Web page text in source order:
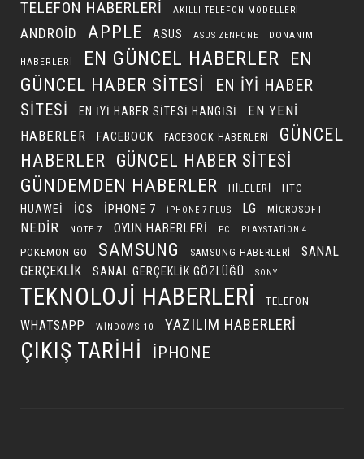
TELEFON HABERLERI
AKILLI TELEFON MODELLERI
ANDROID APPLE ASUS ASUS ZENFONE DONANIM
HABERLERI EN GÜNCEL HABERLER EN
GÜNCEL HABER SITESI
EN IYI HABER
SITESI
EN IYI HABER SITESI HANGISI
EN YENI
HABERLER
FACEBOOK FACEBOOK HABERLERI
GÜNCEL
HABERLER GÜNCEL HABER SITESI
GÜNDEMDEN HABERLER HILELERI HTC
HUAWEI IOS IPHONE 7 IPHONE 7 PLUS LG MICROSOFT
NEDIR NOTE 7 OYUN HABERLERI PC PLAYSTATION 4
POKEMON GO SAMSUNG SAMSUNG HABERLERI
SANAL
GERÇEKLIK
SANAL GERÇEKLIK GÖZLÜĞÜ SONY
TEKNOLOJI HABERLERI TELEFON
WHATSAPP WINDOWS 10 YAZILIM HABERLERI
ÇIKIŞ TARIHI İPHONE